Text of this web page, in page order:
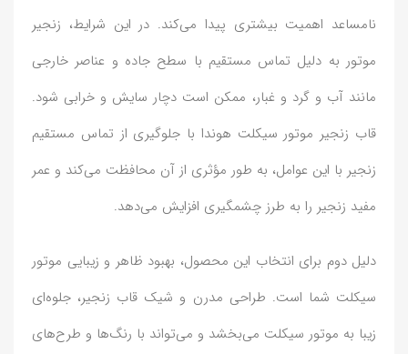
نامساعد اهمیت بیشتری پیدا می‌کند. در این شرایط، زنجیر
موتور به دلیل تماس مستقیم با سطح جاده و عناصر خارجی
مانند آب و گرد و غبار، ممکن است دچار سایش و خرابی شود.
قاب زنجیر موتور سیکلت هوندا با جلوگیری از تماس مستقیم
زنجیر با این عوامل، به طور مؤثری از آن محافظت می‌کند و عمر
مفید زنجیر را به طرز چشمگیری افزایش می‌دهد.
دلیل دوم برای انتخاب این محصول، بهبود ظاهر و زیبایی موتور
سیکلت شما است. طراحی مدرن و شیک قاب زنجیر، جلوه‌ای
زیبا به موتور سیکلت می‌بخشد و می‌تواند با رنگ‌ها و طرح‌های